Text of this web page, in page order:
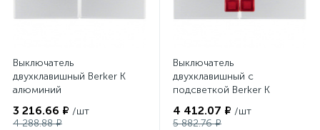
Выключатель
двухклавишный Berker K
алюминий
3 216.66 ₽ /шт
4 288.88 ₽
Выключатель
двухклавишный с
подсветкой Berker K
4 412.07 ₽ /шт
5 882.76 ₽